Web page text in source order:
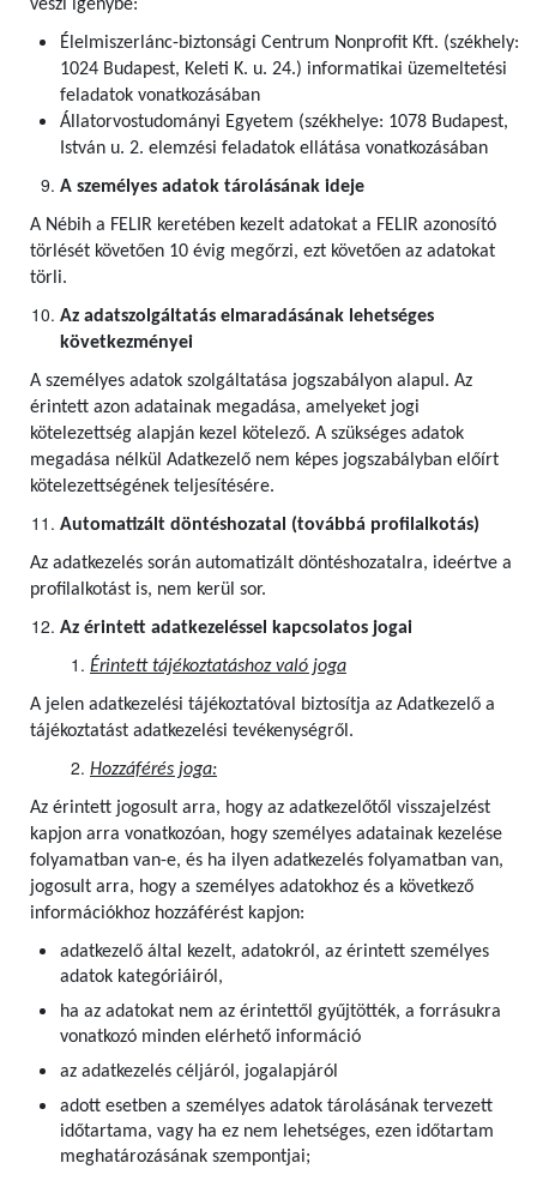
veszi igénybe:
Élelmiszerlánc-biztonsági Centrum Nonprofit Kft. (székhely:
1024 Budapest, Keleti K. u. 24.) informatikai üzemeltetési
feladatok vonatkozásában
Állatorvostudományi Egyetem (székhelye: 1078 Budapest,
István u. 2. elemzési feladatok ellátása vonatkozásában
A személyes adatok tárolásának ideje
A Nébih a FELIR keretében kezelt adatokat a FELIR azonosító
törlését követően 10 évig megőrzi, ezt követően az adatokat
törli.
Az adatszolgáltatás elmaradásának lehetséges
következményei
A személyes adatok szolgáltatása jogszabályon alapul. Az
érintett azon adatainak megadása, amelyeket jogi
kötelezettség alapján kezel kötelező. A szükséges adatok
megadása nélkül Adatkezelő nem képes jogszabályban előírt
kötelezettségének teljesítésére.
Automatizált döntéshozatal (továbbá profilalkotás)
Az adatkezelés során automatizált döntéshozatalra, ideértve a
profilalkotást is, nem kerül sor.
Az érintett adatkezeléssel kapcsolatos jogai
Érintett tájékoztatáshoz való joga
A jelen adatkezelési tájékoztatóval biztosítja az Adatkezelő a
tájékoztatást adatkezelési tevékenységről.
Hozzáférés joga:
Az érintett jogosult arra, hogy az adatkezelőtől visszajelzést
kapjon arra vonatkozóan, hogy személyes adatainak kezelése
folyamatban van-e, és ha ilyen adatkezelés folyamatban van,
jogosult arra, hogy a személyes adatokhoz és a következő
információkhoz hozzáférést kapjon:
adatkezelő által kezelt, adatokról, az érintett személyes
adatok kategóriáiról,
ha az adatokat nem az érintettől gyűjtötték, a forrásukra
vonatkozó minden elérhető információ
az adatkezelés céljáról, jogalapjáról
adott esetben a személyes adatok tárolásának tervezett
időtartama, vagy ha ez nem lehetséges, ezen időtartam
meghatározásának szempontjai;